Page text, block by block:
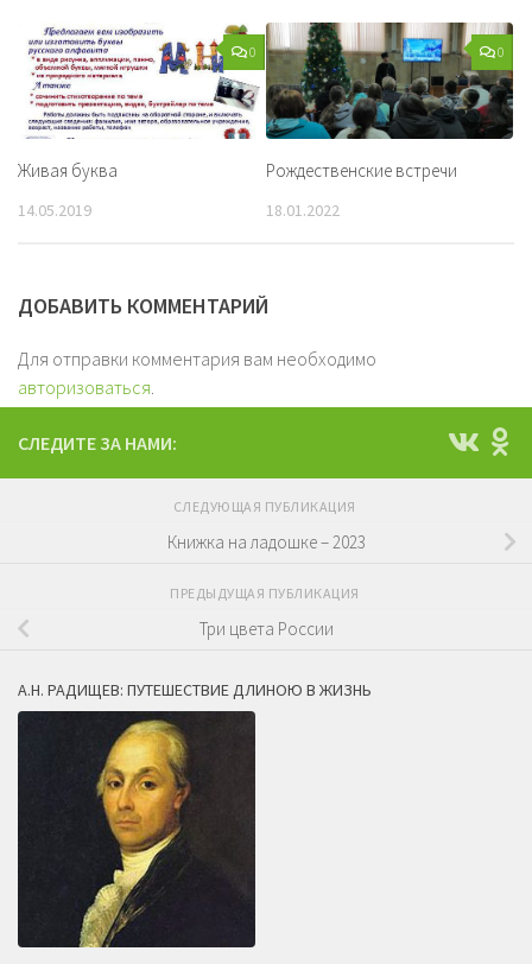
0
Живая буква
14.05.2019
0
Рождественские встречи
18.01.2022
ДОБАВИТЬ КОММЕНТАРИЙ
Для отправки комментария вам необходимо
авторизоваться
СЛЕДИТЕ ЗА НАМИ:
СЛЕДУЮЩАЯ ПУБЛИКАЦИЯ
Книжка на ладошке – 2023
ПРЕДЫДУЩАЯ ПУБЛИКАЦИЯ
Три цвета России
А.Н. РАДИЩЕВ: ПУТЕШЕСТВИЕ ДЛИНОЮ В ЖИЗНЬ